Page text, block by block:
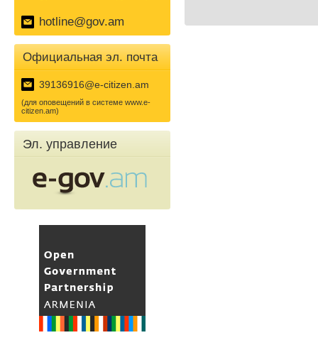
hotline@gov.am
Официальная эл. почта
39136916@e-citizen.am
(для оповещений в системе www.e-
citizen.am)
Эл. управление